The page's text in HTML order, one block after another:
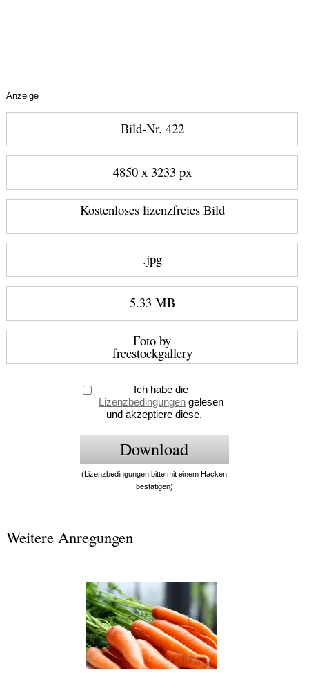
Anzeige
Bild-Nr. 422
4850 x 3233 px
Kostenloses lizenzfreies Bild
.jpg
5.33 MB
Foto by
freestockgallery
Ich habe die
Lizenzbedingungen gelesen
und akzeptiere diese.
(Lizenzbedingungen bitte mit einem Hacken
bestätigen)
Weitere Anregungen